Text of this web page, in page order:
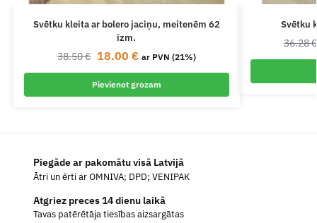
Svētku kleita ar bolero jaciņu, meitenēm 62
izm.
38.50€ 18.00 € ar PVN (21%)
Pievienot grozam
Svētku
36.28€
Piegāde ar pakomātu visā Latvijā
Ātri un ērti ar OMNIVA; DPD; VENIPAK
Atgriez preces 14 dienu laikā
Tavas patērētāja tiesības aizsargātas